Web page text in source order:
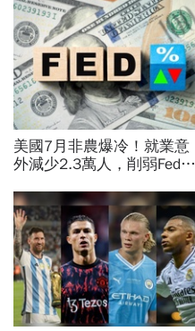
美國7月非農爆冷！就業意
外減少2.3萬人，削弱Fed升
創7個月來最佳單周